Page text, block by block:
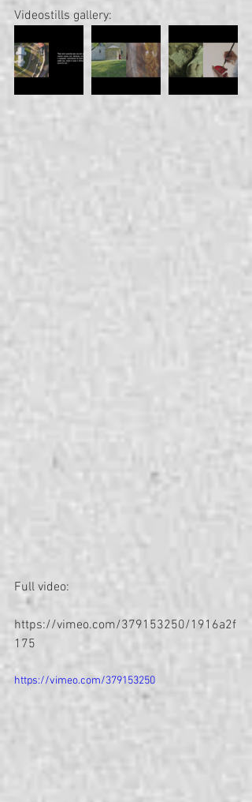
Videostills gallery:
Full video:
https://vimeo.com/379153250/1916a2f
175
https://vimeo.com/379153250